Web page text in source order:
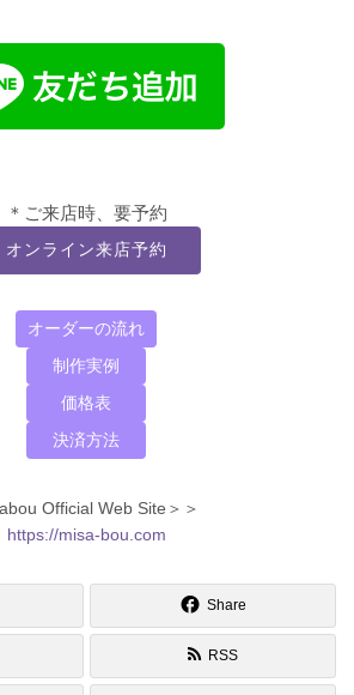
＊ご来店時、要予約
オンライン来店予約
オーダーの流れ
制作実例
価格表
決済方法
Official Web Site＞＞
https://misa-bou.com
Share
RSS